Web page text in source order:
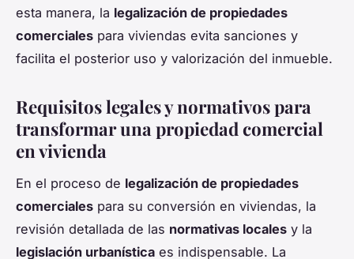
esta manera, la legalización de propiedades
comerciales para viviendas evita sanciones y
facilita el posterior uso y valorización del inmueble.
Requisitos legales y normativos para
transformar una propiedad comercial
en vivienda
En el proceso de legalización de propiedades
comerciales para su conversión en viviendas, la
revisión detallada de las normativas locales y la
legislación urbanística es indispensable. La